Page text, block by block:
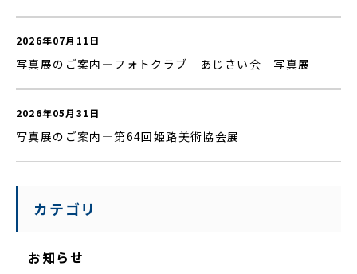
2026年07月11日
写真展のご案内—フォトクラブ あじさい会 写真展
2026年05月31日
写真展のご案内—第64回姫路美術協会展
カテゴリ
お知らせ